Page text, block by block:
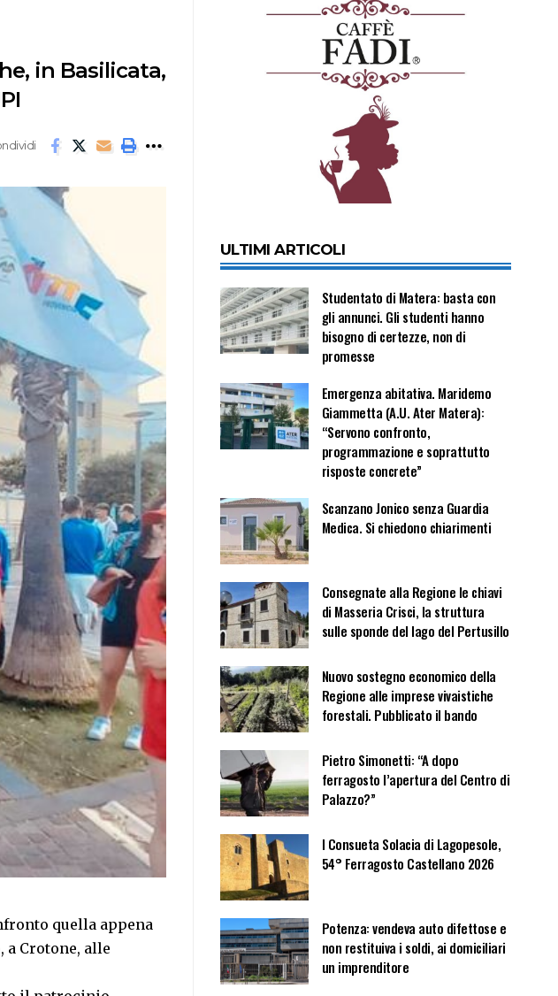
in Basilicata,
quella appena
Crotone, alle
ULTIMI ARTICOLI
Studentato di Matera: basta con
gli annunci. Gli studenti hanno
bisogno di certezze, non di
promesse
Emergenza abitativa. Maridemo
Giammetta (A.U. Ater Matera):
“Servono confronto,
programmazione e soprattutto
risposte concrete”
Scanzano Jonico senza Guardia
Medica. Si chiedono chiarimenti
Consegnate alla Regione le chiavi
di Masseria Crisci, la struttura
sulle sponde del lago del Pertusillo
Nuovo sostegno economico della
Regione alle imprese vivaistiche
forestali. Pubblicato il bando
Pietro Simonetti: “A dopo
ferragosto l’apertura del Centro di
Palazzo?”
I Consueta Solacia di Lagopesole,
54° Ferragosto Castellano 2026
Potenza: vendeva auto difettose e
non restituiva i soldi, ai domiciliari
un imprenditore